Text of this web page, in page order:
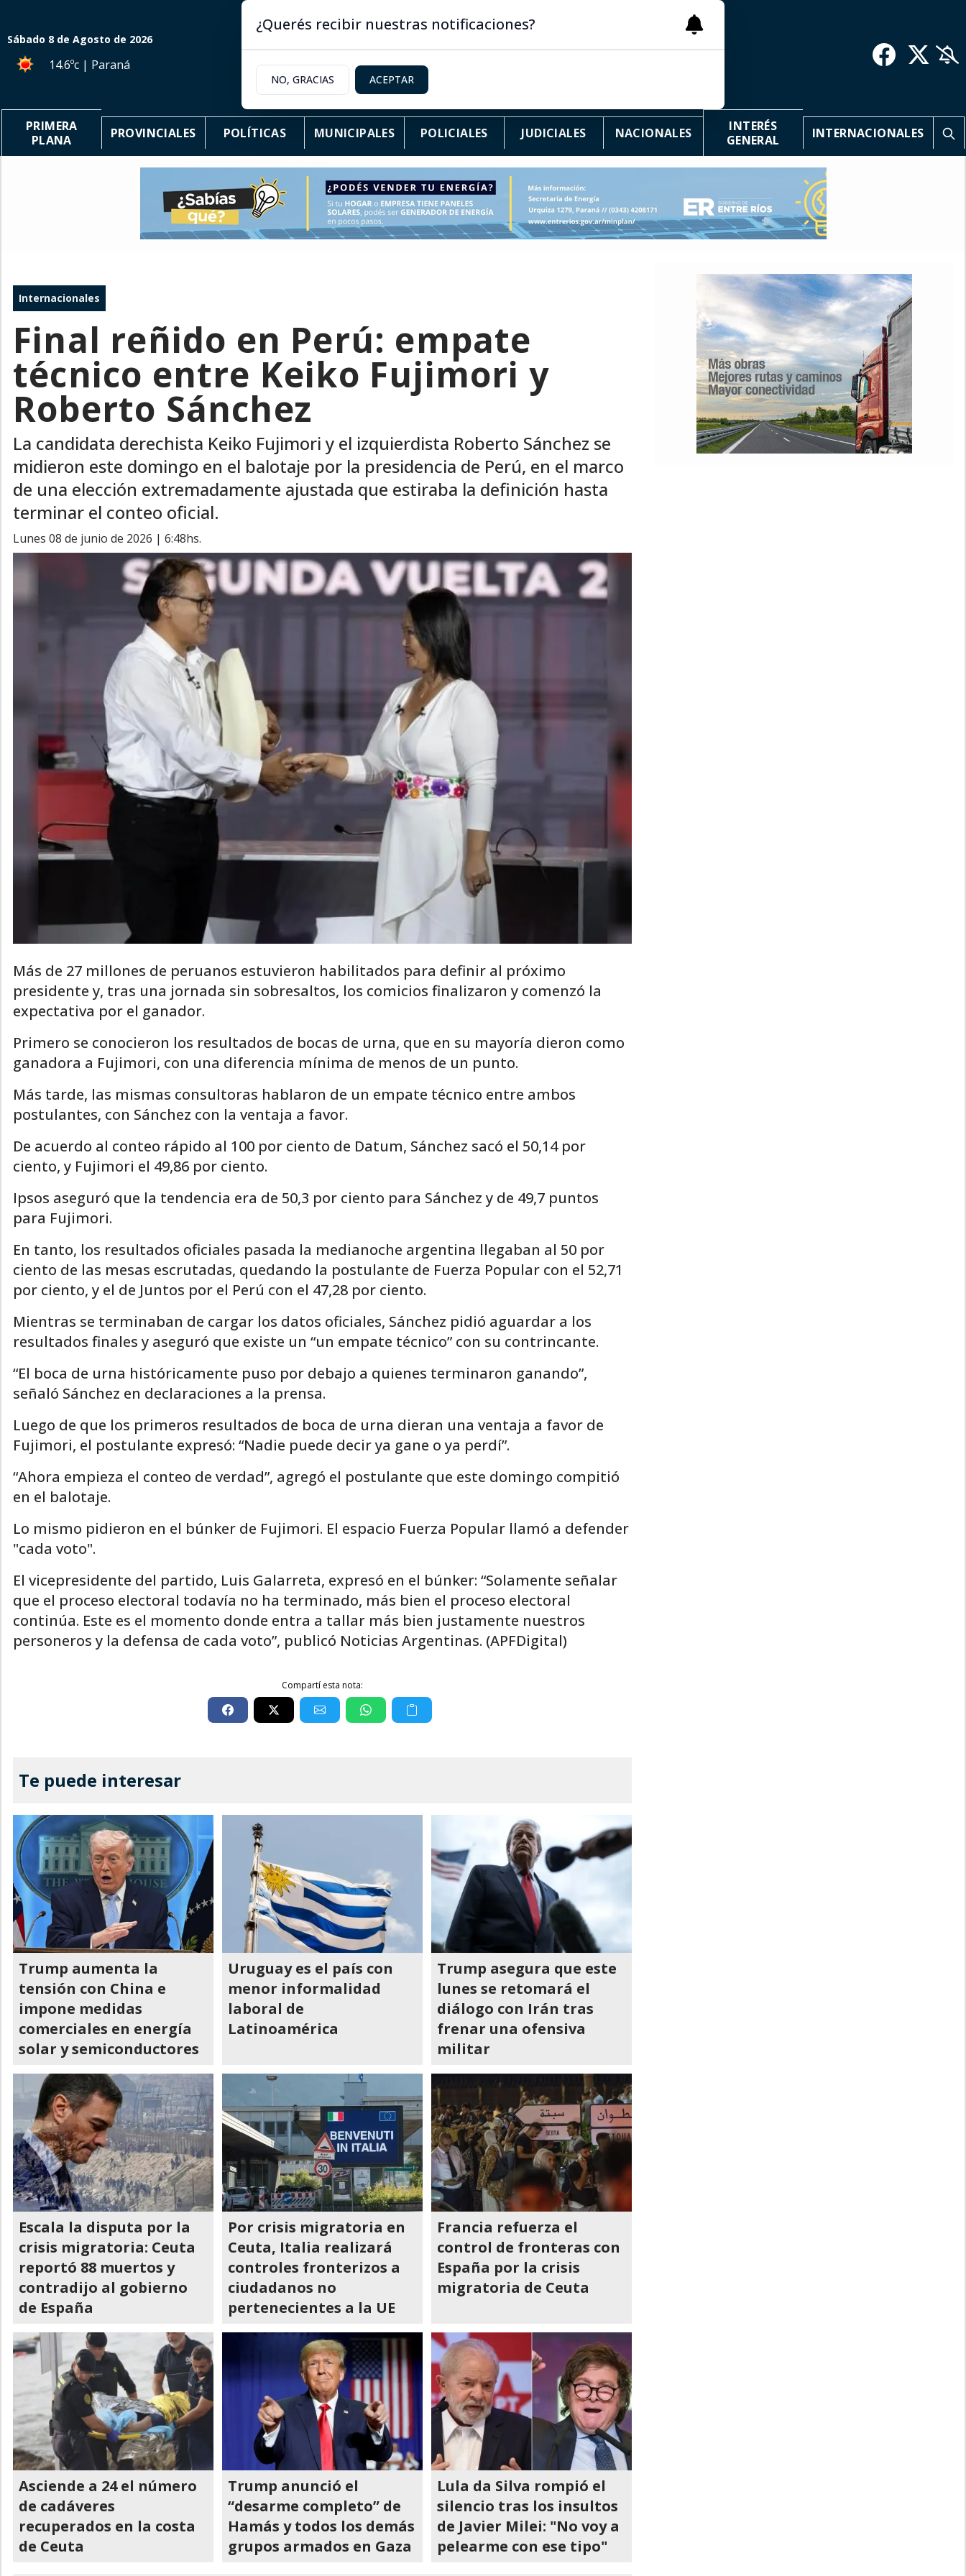
Sábado 8 de Agosto de 2026
14.6ºc | Paraná
PRIMERA
PLANA
PROVINCIALES POLÍTICAS MUNICIPALES POLICIALES JUDICIALES NACIONALES
INTERÉS
GENERAL
INTERNACIONALES
Internacionales
Final reñido en Perú: empate
técnico entre Keiko Fujimori y
Roberto Sánchez
La candidata derechista Keiko Fujimori y el izquierdista Roberto Sánchez se
midieron este domingo en el balotaje por la presidencia de Perú, en el marco
de una elección extremadamente ajustada que estiraba la definición hasta
terminar el conteo oficial.
lunes 08 de junio de 2026 | 6:48hs.
Más de 27 millones de peruanos estuvieron habilitados para definir al próximo
presidente y, tras una jornada sin sobresaltos, los comicios finalizaron y comenzó la
expectativa por el ganador.
Primero se conocieron los resultados de bocas de urna, que en su mayoría dieron como
ganadora a Fujimori, con una diferencia mínima de menos de un punto.
Más tarde, las mismas consultoras hablaron de un empate técnico entre ambos
postulantes, con Sánchez con la ventaja a favor.
De acuerdo al conteo rápido al 100 por ciento de Datum, Sánchez sacó el 50,14 por
ciento, y Fujimori el 49,86 por ciento.
Ipsos aseguró que la tendencia era de 50,3 por ciento para Sánchez y de 49,7 puntos
para Fujimori.
En tanto, los resultados oficiales pasada la medianoche argentina llegaban al 50 por
ciento de las mesas escrutadas, quedando la postulante de Fuerza Popular con el 52,71
por ciento, y el de Juntos por el Perú con el 47,28 por ciento.
Mientras se terminaban de cargar los datos oficiales, Sánchez pidió aguardar a los
resultados finales y aseguró que existe un “un empate técnico” con su contrincante.
“El boca de urna históricamente puso por debajo a quienes terminaron ganando”,
señaló Sánchez en declaraciones a la prensa.
Luego de que los primeros resultados de boca de urna dieran una ventaja a favor de
Fujimori, el postulante expresó: “Nadie puede decir ya gane o ya perdí”.
“Ahora empieza el conteo de verdad”, agregó el postulante que este domingo compitió
en el balotaje.
Lo mismo pidieron en el búnker de Fujimori. El espacio Fuerza Popular llamó a defender
"cada voto".
El vicepresidente del partido, Luis Galarreta, expresó en el búnker: “Solamente señalar
que el proceso electoral todavía no ha terminado, más bien el proceso electoral
continúa. Este es el momento donde entra a tallar más bien justamente nuestros
personeros y la defensa de cada voto”, publicó Noticias Argentinas. (APFDigital)
Compartí esta nota:
Te puede interesar
Trump aumenta la
tensión con China e
impone medidas
comerciales en energía
solar y semiconductores
Uruguay es el país con
menor informalidad
laboral de
Latinoamérica
Trump asegura que este
lunes se retomará el
diálogo con Irán tras
frenar una ofensiva
militar
Escala la disputa por la
crisis migratoria: Ceuta
reportó 88 muertos y
contradijo al gobierno
de España
Por crisis migratoria en
Ceuta, Italia realizará
controles fronterizos a
ciudadanos no
pertenecientes a la UE
Francia refuerza el
control de fronteras con
España por la crisis
migratoria de Ceuta
Asciende a 24 el número
de cadáveres
recuperados en la costa
de Ceuta
Trump anunció el
“desarme completo” de
Hamás y todos los demás
grupos armados en Gaza
Lula da Silva rompió el
silencio tras los insultos
de Javier Milei: "No voy a
pelearme con ese tipo"
¿Querés recibir nuestras notificaciones?
NO, GRACIAS ACEPTAR